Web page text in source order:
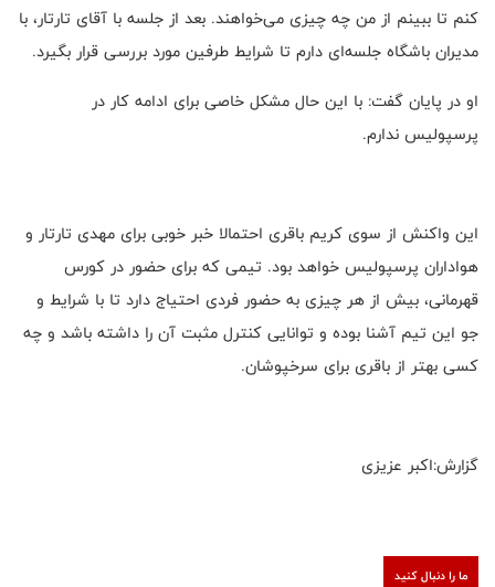
کنم تا ببینم از من چه چیزی می‌خواهند. بعد از جلسه با آقای تارتار، با
مدیران باشگاه جلسه‌ای دارم تا شرایط طرفین مورد بررسی قرار بگیرد.
او در پایان گفت: با این حال مشکل خاصی برای ادامه کار در
پرسپولیس ندارم.
این واکنش از سوی کریم باقری احتمالا خبر خوبی برای مهدی تارتار و
هواداران پرسپولیس خواهد بود. تیمی که برای حضور در کورس
قهرمانی، بیش از هر چیزی به حضور فردی احتیاج دارد تا با شرایط و
جو این تیم آشنا بوده و توانایی کنترل مثبت آن را داشته باشد و چه
کسی بهتر از باقری برای سرخپوشان.
گزارش:اکبر عزیزی
ما را دنبال کنید